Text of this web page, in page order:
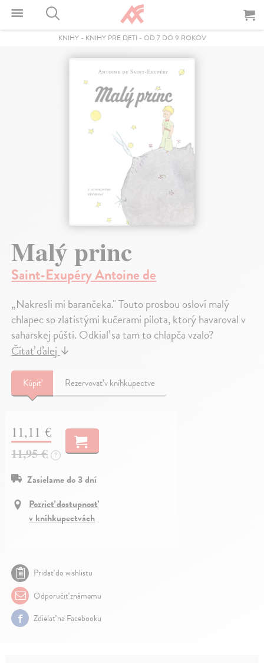
KNIHY- KNIHY PRE DETI - OD 7 DO 9 ROKOV
Malý princ
Saint-Exupéry Antoine de
„Nakresli mi barančeka." Touto prosbou osloví malý
chlapec so zlatistými kučerami pilota, ktorý havaroval v
saharskej púšti. Odkiaľ sa tam to chlapča vzalo?
Čítať ďalej↓
Kúpiť Rezervovať v kníhkupectve
11,11 €
11,95 €
?
Zasielame do 3 dní
Pozrieť dostupnosť
v kníhkupectvách
Pridať do wishlistu
Odporučiť známemu
Zdielať na Facebooku